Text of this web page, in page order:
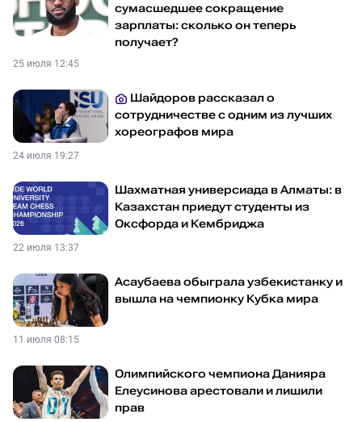
сумасшедшее сокращение
зарплаты: сколько он теперь
получает?
25 июля 12:45
Шайдоров рассказал о
сотрудничестве с одним из лучших
хореографов мира
24 июля 19:27
Шахматная универсиада в Алматы: в
Казахстан приедут студенты из
Оксфорда и Кембриджа
22 июля 13:37
Асаубаева обыграла узбекистанку и
вышла на чемпионку Кубка мира
11 июля 08:15
Олимпийского чемпиона Данияра
Елеусинова арестовали и лишили
прав